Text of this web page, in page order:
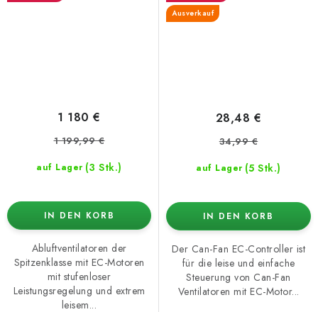
auf Lager (3 Stk.)
1 180 €
1 199,99 €
IN DEN KORB
Abluftventilatoren der
Spitzenklasse mit EC-Motoren
mit stufenloser
Leistungsregelung und extrem
leisem...
Ausverkauf
auf Lager (5 Stk.)
28,48 €
34,99 €
IN DEN KORB
Der Can-Fan EC-Controller ist
für die leise und einfache
Steuerung von Can-Fan
Ventilatoren mit EC-Motor...